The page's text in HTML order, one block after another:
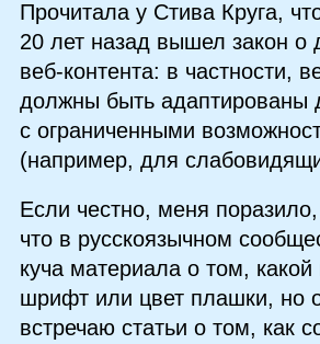
Прочитала у Стива Круга,
20 лет назад вышел закон о
веб‑контента: в частности,
должны быть адаптированы
с ограниченными
(например, для
Если честно, меня поразило,
что в русскоязычном
куча материала о том, какой
шрифт или цвет плашки, но
встречаю статьи о том, как